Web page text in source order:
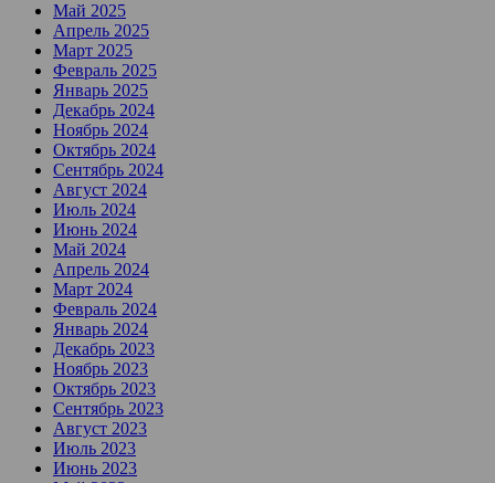
Май 2025
Апрель 2025
Март 2025
Февраль 2025
Январь 2025
Декабрь 2024
Ноябрь 2024
Октябрь 2024
Сентябрь 2024
Август 2024
Июль 2024
Июнь 2024
Май 2024
Апрель 2024
Март 2024
Февраль 2024
Январь 2024
Декабрь 2023
Ноябрь 2023
Октябрь 2023
Сентябрь 2023
Август 2023
Июль 2023
Июнь 2023